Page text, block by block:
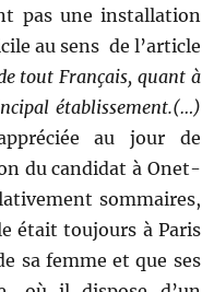
pas une installation
au sens de l’article
tout Français, quant à
établissement.(…)
au jour de
du candidat à Onet-
sommaires,
était toujours à Paris
sa femme et que ses